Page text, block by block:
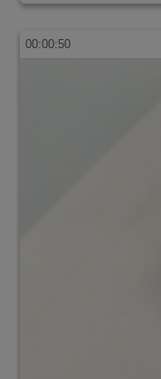
00:00:50